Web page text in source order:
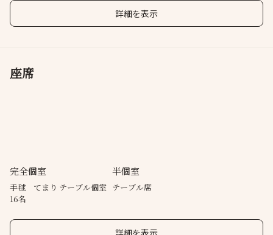
詳細を表示
座席
完全個室
手毬 てまり テーブル個室
16名
半個室
テーブル席
詳細を表示